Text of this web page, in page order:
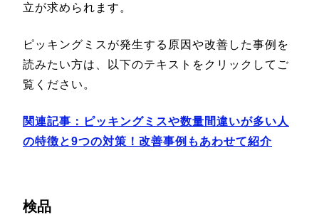
立が求められます。
ピッキングミスが発生する原因や改善した事例を
読みたい方は、以下のテキストをクリックしてご
覧ください。
関連記事： ピッキングミスや数量間違いが多い人
の特徴と9つの対策！改善事例もあわせて紹介
検品